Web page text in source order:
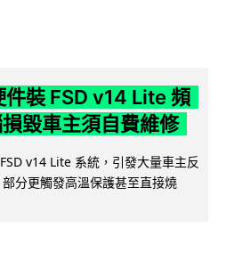
裝 FSD v14 Lite 頻
毀車主須自費維修
v14 Lite 系統，引發大量車主反
分更觸發高溫保護甚至直接燒